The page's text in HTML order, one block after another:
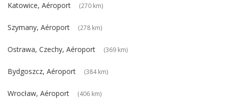
Katowice, Aéroport (270 km)
Szymany, Aéroport (278 km)
Ostrawa, Czechy, Aéroport (369 km)
Bydgoszcz, Aéroport (384 km)
Wrocław, Aéroport (406 km)